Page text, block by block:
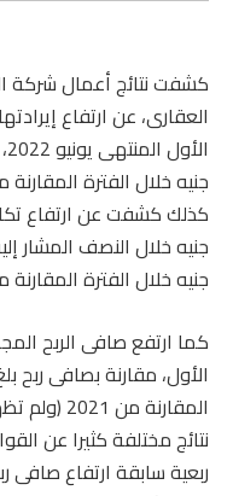
كشفت نتائج أعمال شركة
العقارى، عن ارتفاع
جنيه خلال الفترة المقارنة من
جنيه خلال الفترة المقارنة من
المقارنة
نتائج مختلفة كثيرا عن